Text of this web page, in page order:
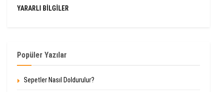
YARARLI BILGILER
Popüler Yazılar
Sepetler Nasıl Doldurulur?